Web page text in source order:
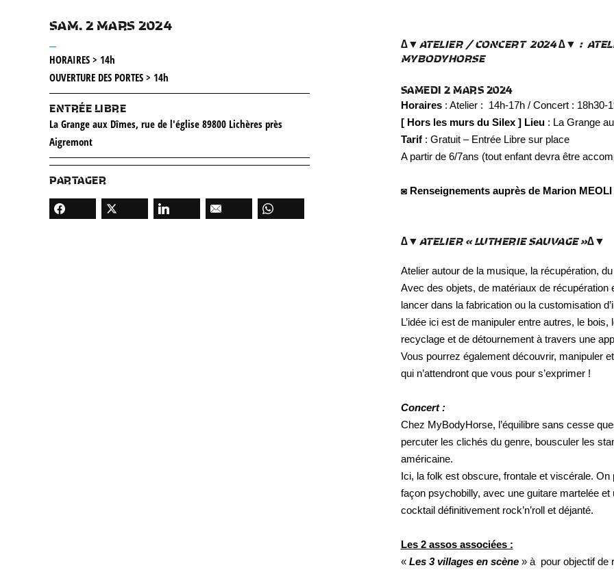
SAM. 2 MARS 2024
HORAIRES > 14h
OUVERTURE DES PORTES > 14h
ENTRÉE LIBRE
La Grange aux Dîmes, rue de l'église 89800 Lichères près
Aigremont
PARTAGER
∆▼ATELIER / CONCERT 2024 ∆▼ :
MYBODYHORSE
SAMEDI 2 MARS 2024
Horaires: Atelier : 14h-17h / Concert : 18h30-
[ Hors les murs du Silex ] Lieu: La Grange
Tarif: Gratuit – Entrée Libre sur place
A partir de 6/7ans (tout enfant devra être
◙ Renseignements auprès de Marion
∆▼ATELIER « LUTHERIE SAUVAGE »∆▼
Atelier autour de la musique, la récupération,
Avec des objets, de matériaux de récupération
lancer dans la fabrication ou la customisation
L’idée ici est de manipuler entre autres, le
recyclage et de détournement à travers une
Vous pourrez également découvrir, manipuler
qui n’attendront que vous pour s’exprimer !
Concert :
Chez MyBodyHorse, l’équilibre sans cesse
percuter les clichés du genre, bousculer les
américaine.
Ici, la folk est obscure, frontale et viscérale. On
façon psychobilly, avec une guitare martelée
cocktail définitivement rock’n’roll et déjanté.
Les 2 assos associées :
« Les 3 villages en scène» à pour objectif de